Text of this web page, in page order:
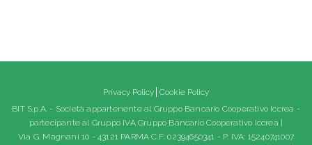
Privacy Policy Cookie Policy
BIT S.p.A. - Società appartenente al Gruppo Bancario Cooperativo Iccrea -
partecipante al Gruppo IVA Gruppo Bancario Cooperativo Iccrea |
Via G. Magnani 10 - 43121 PARMA C.F: 02394650341 - P. IVA: 15240741007